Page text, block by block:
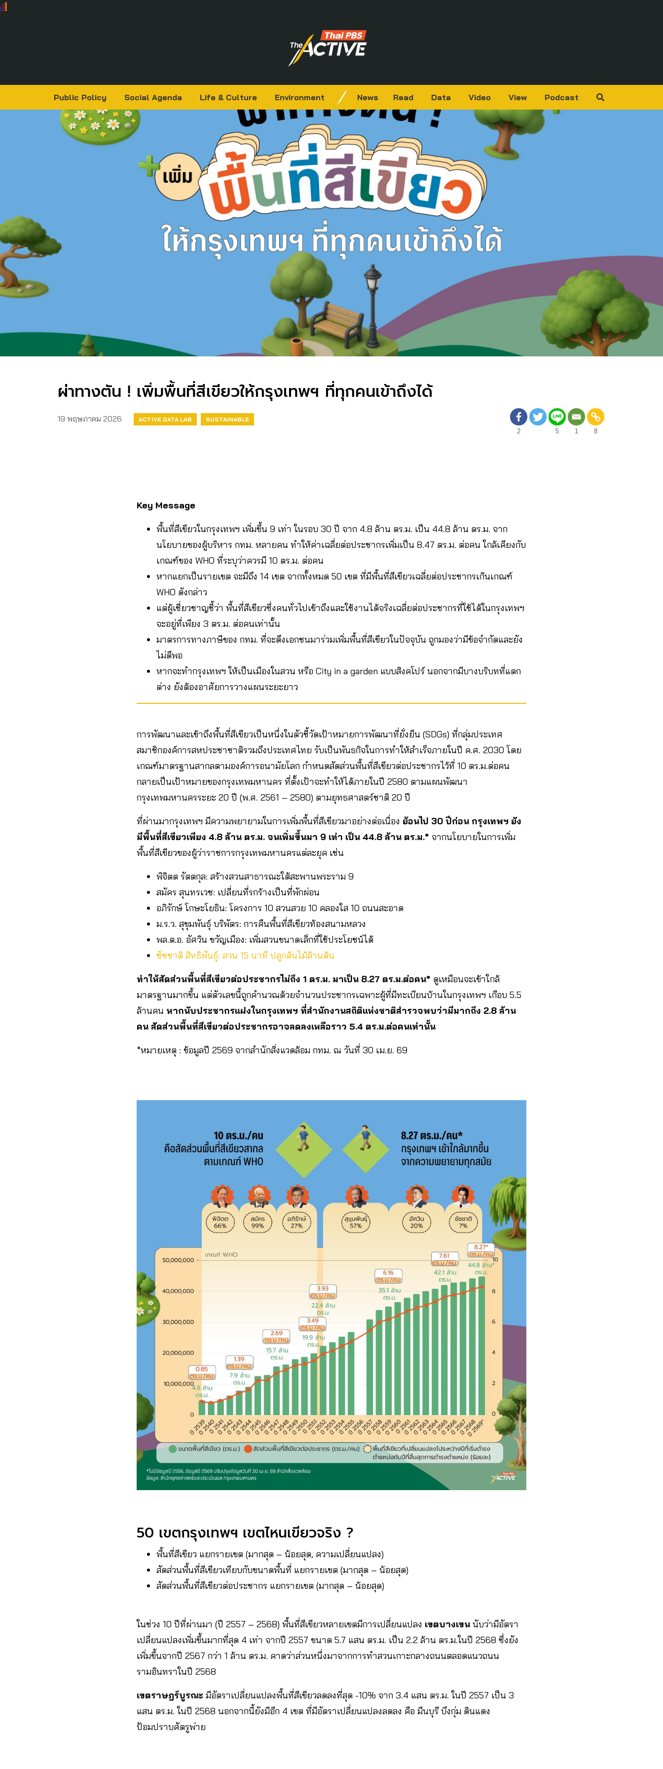
Public Policy Social Agenda Life & Culture Environment News Read Data Video View Podcast
ผ่าทางตัน ! เพิ่มพื้นที่สีเขียวให้กรุงเทพฯ ที่ทุกคนเข้าถึงได้
19 พฤษภาคม 2026 ACTIVE DATA LAB
SUSTAINABLE
2
5 1 8
Key Message
พื้นที่สีเขียวในกรุงเทพฯ เพิ่มขึ้น 9 เท่า ในรอบ 30 ปี จาก 4.8 ล้าน ตร.ม. เป็น 44.8 ล้าน ตร.ม. จาก
นโยบายของผู้บริหาร กทม. หลายคน ทำให้ค่าเฉลี่ยต่อประชากรเพิ่มเป็น 8.47 ตร.ม. ต่อคน ใกล้เคียงกับ
เกณฑ์ของ WHO ที่ระบุว่าควรมี 10 ตร.ม. ต่อคน
หากแยกเป็นรายเขต จะมีถึง 14 เขต จากทั้งหมด 50 เขต ที่มีพื้นที่สีเขียวเฉลี่ยต่อประชากรเกินเกณฑ์
WHO ดังกล่าว
แต่ผู้เชี่ยวชาญชี้ว่า พื้นที่สีเขียวซึ่งคนทั่วไปเข้าถึงและใช้งานได้จริงเฉลี่ยต่อประชากรที่ใช้ได้ในกรุงเทพฯ
จะอยู่ที่เพียง 3 ตร.ม. ต่อคนเท่านั้น
มาตรการทางภาษีของ กทม. ที่จะดึงเอกชนมาร่วมเพิ่มพื้นที่สีเขียวในปัจจุบัน ถูกมองว่ามีข้อจำกัดและยัง
ไม่ดีพอ
หากจะทำกรุงเทพฯ ให้เป็นเมืองในสวน หรือ City in a garden แบบสิงคโปร์ นอกจากมีบางบริบทที่แตก
ต่าง ยังต้องอาศัยการวางแผนระยะยาว
การพัฒนาและเข้าถึงพื้นที่สีเขียวเป็นหนึ่งในตัวชี้วัดเป้าหมายการพัฒนาที่ยั่งยืน (SDGs) ที่กลุ่มประเทศ
สมาชิกองค์การสหประชาชาติรวมถึงประเทศไทย รับเป็นพันธกิจในการทำให้สำเร็จภายในปี ค.ศ. 2030 โดย
เกณฑ์มาตรฐานสากลตามองค์การอนามัยโลก กำหนดสัดส่วนพื้นที่สีเขียวต่อประชากรไว้ที่ 10 ตร.ม.ต่อคน
กลายเป็นเป้าหมายของกรุงเทพมหานคร ที่ตั้งเป้าจะทำให้ได้ภายในปี 2580 ตามแผนพัฒนา
กรุงเทพมหานครระยะ 20 ปี (พ.ศ. 2561 – 2580) ตามยุทธศาสตร์ชาติ 20 ปี
ที่ผ่านมากรุงเทพฯ มีความพยายามในการเพิ่มพื้นที่สีเขียวมาอย่างต่อเนื่อง ย้อนไป 30 ปีก่อน กรุงเทพฯ ยัง
มีพื้นที่สีเขียวเพียง 4.8 ล้าน ตร.ม. จนเพิ่มขึ้นมา 9 เท่า เป็น 44.8 ล้าน ตร.ม.* จากนโยบายในการเพิ่ม
พื้นที่สีเขียวของผู้ว่าราชการกรุงเทพมหานครแต่ละยุค เช่น
พิจิตต รัตตกุล: สร้างสวนสาธารณะใต้สะพานพระราม 9
สมัคร สุนทรเวช: เปลี่ยนที่รกร้างเป็นที่พักผ่อน
อภิรักษ์ โกษะโยธิน: โครงการ 10 สวนสวย 10 คลองใส 10 ถนนสะอาด
ม.ร.ว. สุขุมพันธุ์ บริพัตร: การคืนพื้นที่สีเขียวท้องสนามหลวง
พล.ต.อ. อัศวิน ขวัญเมือง: เพิ่มสวนขนาดเล็กที่ใช้ประโยชน์ได้
ชัชชาติ สิทธิพันธุ์: สวน 15 นาที ปลูกต้นไม้ล้านต้น
ทำให้สัดส่วนพื้นที่สีเขียวต่อประชากรไม่ถึง 1 ตร.ม. มาเป็น 8.27 ตร.ม.ต่อคน* ดูเหมือนจะเข้าใกล้
มาตรฐานมากขึ้น แต่ตัวเลขนี้ถูกคำนวณด้วยจำนวนประชากรเฉพาะผู้ที่มีทะเบียนบ้านในกรุงเทพฯ เกือบ 5.5
ล้านคน หากนับประชากรแฝงในกรุงเทพฯ ที่สำนักงานสถิติแห่งชาติสำรวจพบว่ามีมากถึง 2.8 ล้าน
คน สัดส่วนพื้นที่สีเขียวต่อประชากรอาจลดลงเหลือราว 5.4 ตร.ม.ต่อคนเท่านั้น
*หมายเหตุ : ข้อมูลปี 2569 จากสำนักสิ่งแวดล้อม กทม. ณ วันที่ 30 เม.ย. 69
50 เขตกรุงเทพฯ เขตไหนเขียวจริง ?
พื้นที่สีเขียว แยกรายเขต (มากสุด – น้อยสุด, ความเปลี่ยนแปลง)
สัดส่วนพื้นที่สีเขียวเทียบกับขนาดพื้นที่ แยกรายเขต (มากสุด – น้อยสุด)
สัดส่วนพื้นที่สีเขียวต่อประชากร แยกรายเขต (มากสุด – น้อยสุด)
ในช่วง 10 ปีที่ผ่านมา (ปี 2557 – 2568) พื้นที่สีเขียวหลายเขตมีการเปลี่ยนแปลง เขตบางเขน นับว่ามีอัตรา
เปลี่ยนแปลงเพิ่มขึ้นมากที่สุด 4 เท่า จากปี 2557 ขนาด 5.7 แสน ตร.ม. เป็น 2.2 ล้าน ตร.ม.ในปี 2568 ซึ่งยัง
เพิ่มขึ้นจากปี 2567 กว่า 1 ล้าน ตร.ม. คาดว่าส่วนหนึ่งมาจากการทำสวนเกาะกลางถนนตลอดแนวถนน
รามอินทราในปี 2568
เขตราษฎร์บูรณะ มีอัตราเปลี่ยนแปลงพื้นที่สีเขียวลดลงที่สุด -10% จาก 3.4 แสน ตร.ม. ในปี 2557 เป็น 3
แสน ตร.ม. ในปี 2568 นอกจากนี้ยังมีอีก 4 เขต ที่มีอัตราเปลี่ยนแปลงลดลง คือ มีนบุรี บึงกุ่ม ดินแดง
ป้อมปราบศัตรูพ่าย